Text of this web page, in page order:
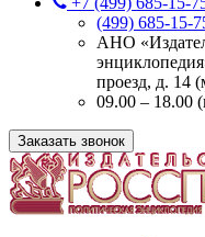
(499) 685-15-
АНО
проезд, д. 14
09.00 – 18.00
Заказать звонок